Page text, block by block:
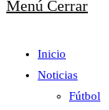
Menú Cerrar
Inicio
Noticias
Fútbol